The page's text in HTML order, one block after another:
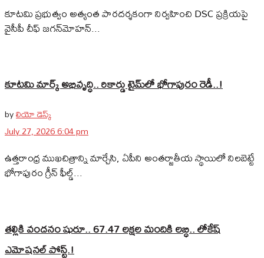
కూటమి ప్రభుత్వం అత్యంత పారదర్శకంగా నిర్వహించి DSC ప్రక్రియపై
వైసీపీ చీఫ్ జగన్‌మోహన్...
కూటమి మార్క్ అభివృద్ధి.. రికార్డు టైమ్‌లో భోగాపురం రెడీ..!
byలియో డెస్క్
July 27, 2026 6:04 pm
ఉత్తరాంధ్ర ముఖచిత్రాన్ని మార్చేసి, ఏపీని అంతర్జాతీయ స్థాయిలో నిలబెట్టే
భోగాపురం గ్రీన్ ఫీల్డ్...
తల్లికి వందనం షురూ.. 67.47 లక్షల మందికి లబ్ధి.. లోకేష్‌
ఎమోషనల్ పోస్ట్‌.!